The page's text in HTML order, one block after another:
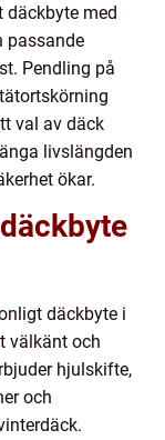
däckbyte med
passande
Pendling på
val av däck
livslängden
ökar.
däckbyte i
välkänt och
hjulskifte,
och